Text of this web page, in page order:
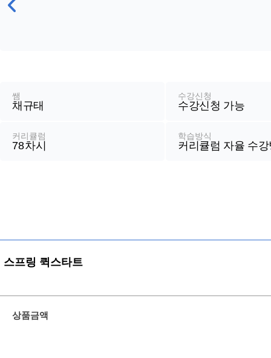
쌤
채규태
수강신청
수강신청 가능
커리큘럼
78차시
학습방식
커리큘럼 자율 수
스프링 퀵스타트
상품금액